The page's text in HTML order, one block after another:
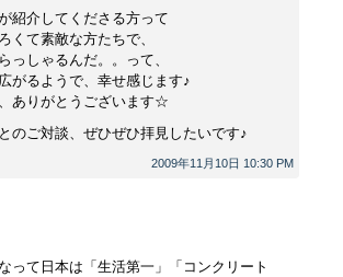
2009年11月10日 10:30 PM
紹介してくださる方って
くて素敵な方たちで、
っしゃるんだ。。って、
がるようで、幸せ感じます♪
ありがとうございます☆
のご対談、ぜひぜひ拝見したいです♪
って日本は「生活第一」「コンクリート